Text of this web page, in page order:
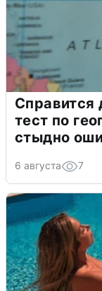
Справится
тест по
стыдно
6 августа 7